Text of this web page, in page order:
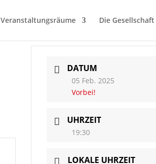
Veranstaltungsräume Die Gesellschaft
DATUM
05 Feb. 2025
Vorbei!
UHRZEIT
19:30
LOKALE UHRZEIT